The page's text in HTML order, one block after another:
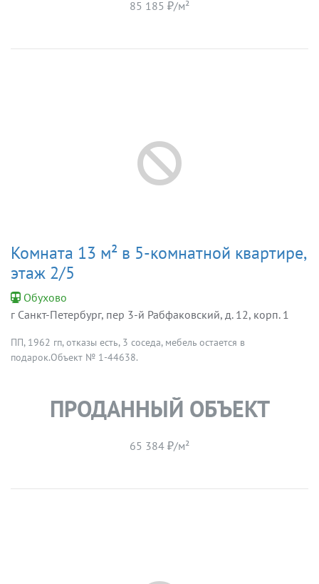
85 185 ₽/м²
Комната 13 м² в 5-комнатной квартире,
этаж 2/5
Обухово
г Санкт-Петербург, пер 3-й Рабфаковский, д. 12, корп. 1
ПП, 1962 гп, отказы есть, 3 соседа, мебель остается в
подарок.Объект № 1-44638.
ПРОДАННЫЙ ОБЪЕКТ
65 384 ₽/м²